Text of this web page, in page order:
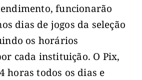
funcionarão
dias de jogos da seleção
os horários
cada instituição. O Pix,
horas todos os dias e